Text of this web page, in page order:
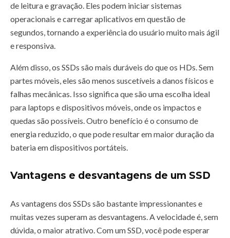
de leitura e gravação. Eles podem iniciar sistemas
operacionais e carregar aplicativos em questão de
segundos, tornando a experiência do usuário muito mais ágil
e responsiva.
Além disso, os SSDs são mais duráveis do que os HDs. Sem
partes móveis, eles são menos suscetíveis a danos físicos e
falhas mecânicas. Isso significa que são uma escolha ideal
para laptops e dispositivos móveis, onde os impactos e
quedas são possíveis. Outro benefício é o consumo de
energia reduzido, o que pode resultar em maior duração da
bateria em dispositivos portáteis.
Vantagens e desvantagens de um SSD
As vantagens dos SSDs são bastante impressionantes e
muitas vezes superam as desvantagens. A velocidade é, sem
dúvida, o maior atrativo. Com um SSD, você pode esperar